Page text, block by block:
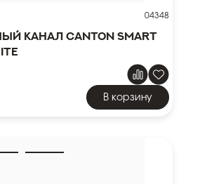
04348
канал Canton Smart
В корзину